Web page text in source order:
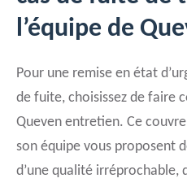
l’équipe de
Pour une remise en état
de fuite, choisissez de faire
Queven entretien. Ce
son équipe vous proposent
d’une qualité irréprochable,